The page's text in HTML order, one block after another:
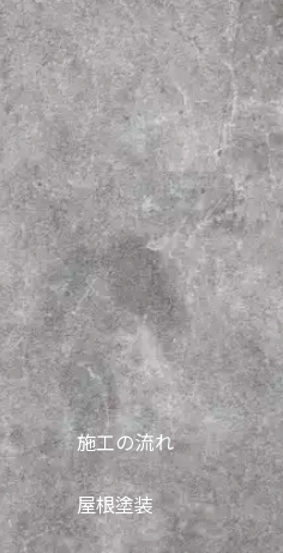
施工の流れ
屋根塗装